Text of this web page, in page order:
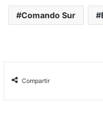
Comando Sur
Compartir